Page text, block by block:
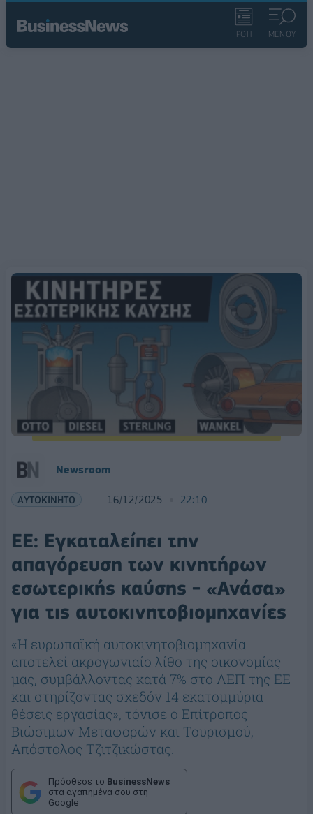
ΡΟΗ ΜΕΝΟΥ
Newsroom
ΑΥΤΟΚΙΝΗΤΟ 16/12/2025 22:10
ΕΕ: Εγκαταλείπει την
απαγόρευση των κινητήρων
εσωτερικής καύσης - «Ανάσα»
για τις αυτοκινητοβιομηχανίες
«Η ευρωπαϊκή αυτοκινητοβιομηχανία
αποτελεί ακρογωνιαίο λίθο της οικονομίας
μας, συμβάλλοντας κατά 7% στο ΑΕΠ της ΕΕ
και στηρίζοντας σχεδόν 14 εκατομμύρια
θέσεις εργασίας», τόνισε ο Επίτροπος
Βιώσιμων Μεταφορών και Τουρισμού,
Απόστολος Τζιτζικώστας.
Πρόσθεσε το BusinessNews
στα αγαπημένα σου στη
Google